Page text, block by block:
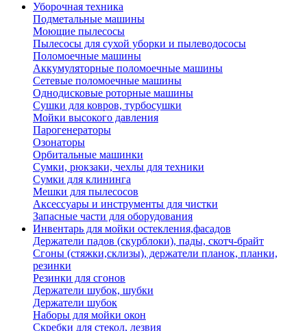
Уборочная техника
Подметальные машины
Моющие пылесосы
Пылесосы для сухой уборки и пылеводососы
Поломоечные машины
Аккумуляторные поломоечные машины
Сетевые поломоечные машины
Однодисковые роторные машины
Сушки для ковров, турбосушки
Мойки высокого давления
Парогенераторы
Озонаторы
Орбитальные машинки
Сумки, рюкзаки, чехлы для техники
Сумки для клининга
Мешки для пылесосов
Аксессуары и инструменты для чистки
Запасные части для оборудования
Инвентарь для мойки остекления,фасадов
Держатели падов (скурблоки), пады, скотч-брайт
Сгоны (стяжки,склизы), держатели планок, планки,
резинки
Резинки для сгонов
Держатели шубок, шубки
Держатели шубок
Наборы для мойки окон
Скребки для стекол, лезвия